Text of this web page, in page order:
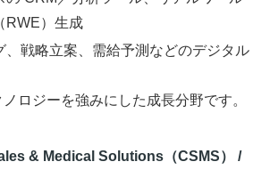
RWE）生成
、戦略立案、需給予測などのデジタル
ロジーを強みにした成長分野です。
& Medical Solutions（CSMS） /